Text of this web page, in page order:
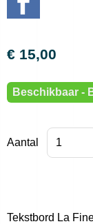
€ 15,00
Beschikbaar -
Aantal
Tekstbord La